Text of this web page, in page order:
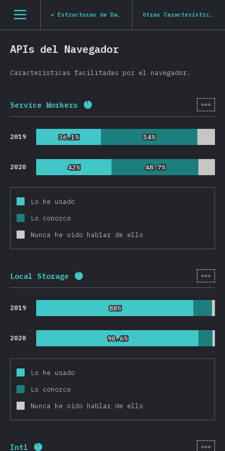
[es-ES] general.open_nav
« Estructuras de Datos Otras Características
APIs del Navegador
Características facilitadas por el navegador.
Service Workers Porcentaje completado: 91.3% (
[es-
2019 36.1%
36.1% 54%
54%
2020 42%
42% 48.7%
48.7%
Lo he usado
Lo conozco
Nunca he oído hablar de ello
Local Storage Porcentaje completado: % (
[es-
2019 88%
88%
2020 90.6%
90.6%
Lo he usado
Lo conozco
Nunca he oído hablar de ello
Intl Porcentaje completado: [es-